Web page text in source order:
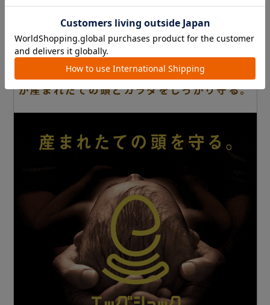
コンビ独自の超・衝撃吸収素材
「エッグショック」
が産まれたての頭とカラダをしっかり守る。